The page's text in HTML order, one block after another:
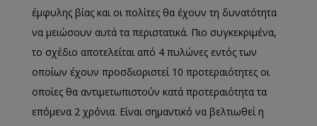
έμφυλης βίας και οι πολίτες θα έχουν τη δυνατότητα
να μειώσουν αυτά τα περιστατικά. Πιο συγκεκριμένα,
το σχέδιο αποτελείται από 4 πυλώνες εντός των
οποίων έχουν προσδιοριστεί 10 προτεραιότητες οι
οποίες θα αντιμετωπιστούν κατά προτεραιότητα τα
επόμενα 2 χρόνια. Είναι σημαντικό να βελτιωθεί η